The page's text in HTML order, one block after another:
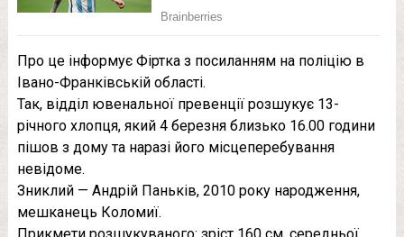
Про це інформує Фіртка з посиланням на поліцію в
Івано-Франківській області.
Так, відділ ювенальної превенції розшукує 13-
річного хлопця, який 4 березня близько 16.00 години
пішов з дому та наразі його місцеперебування
невідоме.
Зниклий — Андрій Паньків, 2010 року народження,
мешканець Коломиї.